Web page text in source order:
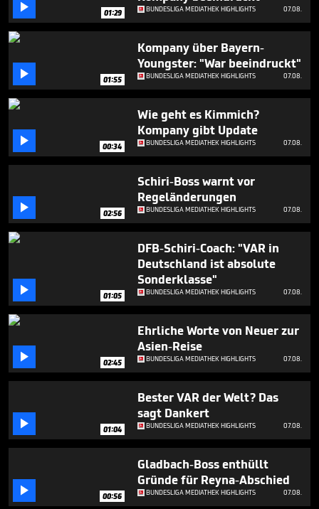
seconds
 01:29 BUNDESLIGA MEDIATHEK HIGHLIGHTS 07.08.
 01:55
Kompany über Bayern-
Youngster: "War beeindruckt"
BUNDESLIGA MEDIATHEK HIGHLIGHTS 07.08.
 00:34
Wie geht es Kimmich?
Kompany gibt Update
BUNDESLIGA MEDIATHEK HIGHLIGHTS 07.08.
 02:56
Schiri-Boss warnt vor
Regeländerungen
BUNDESLIGA MEDIATHEK HIGHLIGHTS 07.08.
 01:05
DFB-Schiri-Coach: "VAR in
Deutschland ist absolute
Sonderklasse"
BUNDESLIGA MEDIATHEK HIGHLIGHTS 07.08.
 02:45
Ehrliche Worte von Neuer zur
Asien-Reise
BUNDESLIGA MEDIATHEK HIGHLIGHTS 07.08.
 01:04
Bester VAR der Welt? Das
sagt Dankert
BUNDESLIGA MEDIATHEK HIGHLIGHTS 07.08.
 00:56
Gladbach-Boss enthüllt
Gründe für Reyna-Abschied
BUNDESLIGA MEDIATHEK HIGHLIGHTS 07.08.